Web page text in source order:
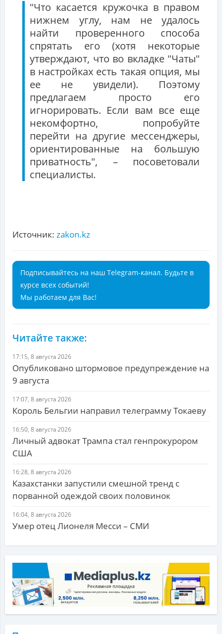
"Что касается кружочка в правом
нижнем углу, нам не удалось
найти проверенного способа
спрятать его (хотя некоторые
утверждают, что во вкладке "Чаты"
в настройках есть такая опция, мы
ее не увидели). Поэтому
предлагаем просто его
игнорировать. Если вам все еще
некомфортно, попробуйте
перейти на другие мессенджеры,
ориентированные на большую
приватность", – посоветовали
специалисты.
Источник: zakon.kz
Подписывайтесь на наш Telegram-канал. Будьте в
курсе всех событий!
Мы работаем для Вас!
Читайте также:
17:15, 8 августа 2026
Опубликовано штормовое предупреждение на
9 августа
17:07, 8 августа 2026
Король Бельгии направил телеграмму Токаеву
16:50, 8 августа 2026
Личный адвокат Трампа стал генпрокурором
США
16:28, 8 августа 2026
Казахстанки запустили смешной тренд с
порванной одеждой своих половинок
16:04, 8 августа 2026
Умер отец Лионеля Месси – СМИ